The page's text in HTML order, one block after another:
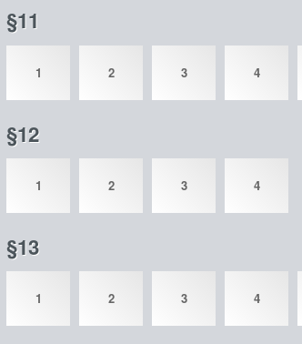
§11
1 2 3 4
§12
1 2 3 4
§13
1 2 3 4